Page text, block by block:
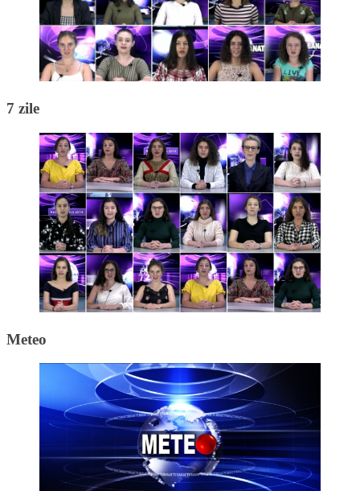
7 zile
Meteo